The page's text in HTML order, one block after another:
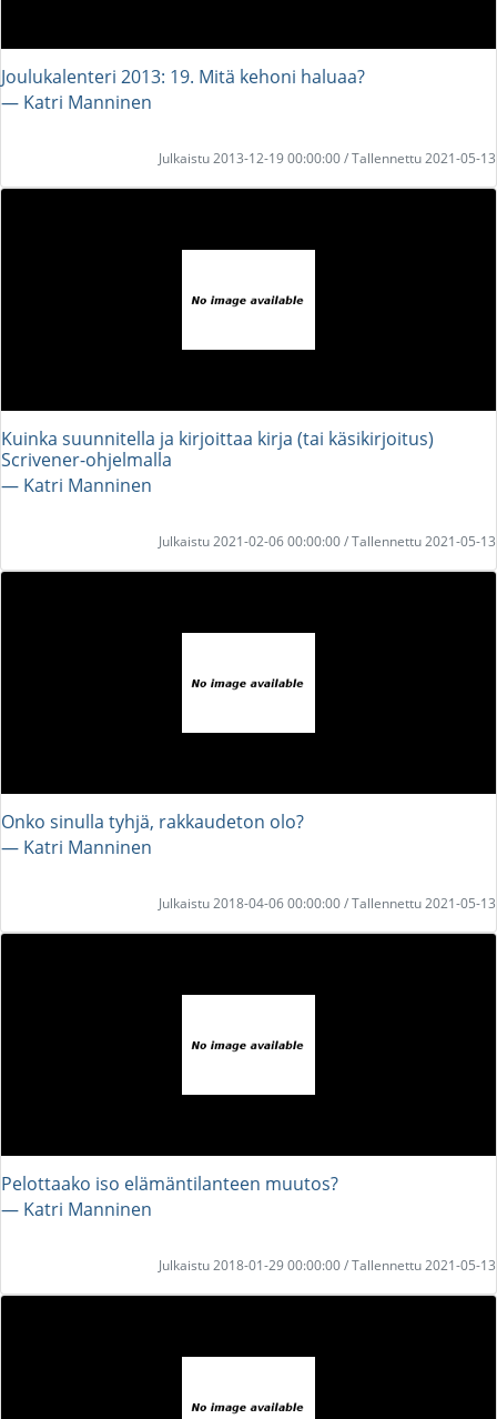
Joulukalenteri 2013: 19. Mitä kehoni haluaa?
― Katri Manninen
Julkaistu 2013-12-19 00:00:00 / Tallennettu 2021-05-13
Kuinka suunnitella ja kirjoittaa kirja (tai käsikirjoitus)
Scrivener-ohjelmalla
― Katri Manninen
Julkaistu 2021-02-06 00:00:00 / Tallennettu 2021-05-13
Onko sinulla tyhjä, rakkaudeton olo?
― Katri Manninen
Julkaistu 2018-04-06 00:00:00 / Tallennettu 2021-05-13
Pelottaako iso elämäntilanteen muutos?
― Katri Manninen
Julkaistu 2018-01-29 00:00:00 / Tallennettu 2021-05-13